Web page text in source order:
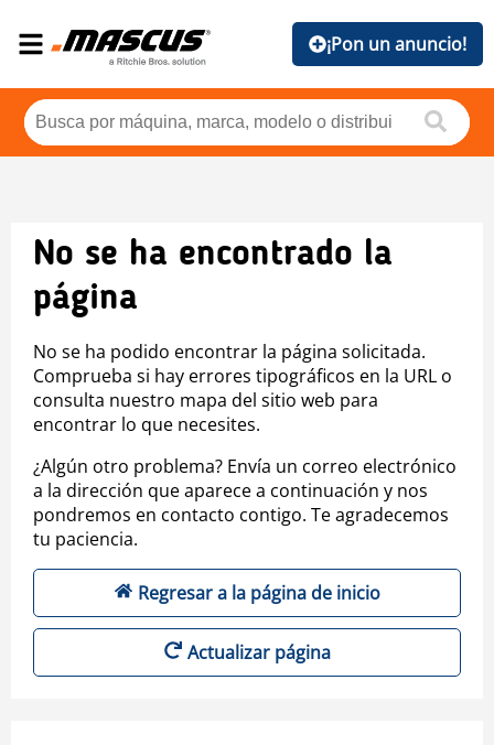
¡Pon un anuncio!
No se ha encontrado la
página
No se ha podido encontrar la página solicitada.
Comprueba si hay errores tipográficos en la URL o
consulta nuestro mapa del sitio web para
encontrar lo que necesites.
¿Algún otro problema? Envía un correo electrónico
a la dirección que aparece a continuación y nos
pondremos en contacto contigo. Te agradecemos
tu paciencia.
Regresar a la página de inicio
Actualizar página